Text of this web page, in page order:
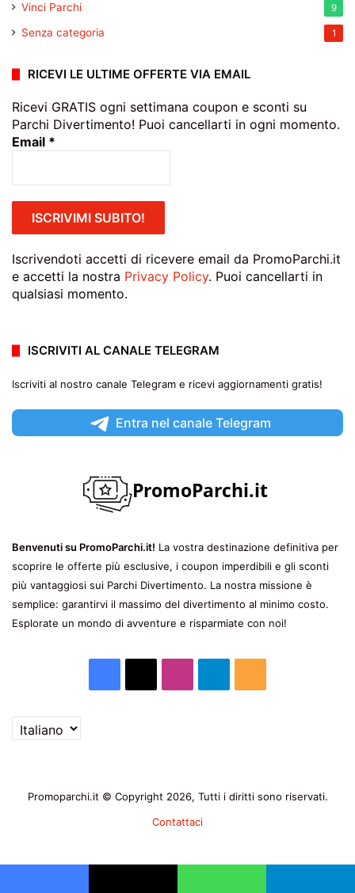
Vinci Parchi 9
Senza categoria 1
RICEVI LE ULTIME OFFERTE VIA EMAIL
Ricevi GRATIS ogni settimana coupon e sconti su
Parchi Divertimento! Puoi cancellarti in ogni momento.
Email *
Iscrivendoti accetti di ricevere email da PromoParchi.it
e accetti la nostra Privacy Policy. Puoi cancellarti in
qualsiasi momento.
ISCRIVITI AL CANALE TELEGRAM
Iscriviti al nostro canale Telegram e ricevi aggiornamenti gratis!
Entra nel canale Telegram
Benvenuti su PromoParchi.it! La vostra destinazione definitiva per
scoprire le offerte più esclusive, i coupon imperdibili e gli sconti
più vantaggiosi sui Parchi Divertimento. La nostra missione è
semplice: garantirvi il massimo del divertimento al minimo costo.
Esplorate un mondo di avventure e risparmiate con noi!
Scegli
una
Promoparchi.it © Copyright 2026, Tutti i diritti sono riservati.
Contattaci
Facebook
X InstagramTelegram
RSS